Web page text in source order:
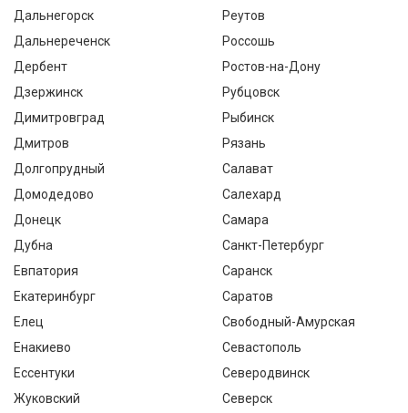
Дальнегорск
Дальнереченск
Дербент
Дзержинск
Димитровград
Дмитров
Долгопрудный
Домодедово
Донецк
Дубна
Евпатория
Екатеринбург
Елец
Енакиево
Ессентуки
Жуковский
Реутов
Россошь
Ростов-на-Дону
Рубцовск
Рыбинск
Рязань
Салават
Салехард
Самара
Санкт-Петербург
Саранск
Саратов
Свободный-Амурская
Севастополь
Северодвинск
Северск